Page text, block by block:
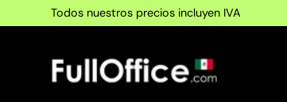
Ir al contenido
Todos nuestros precios incluyen IVA